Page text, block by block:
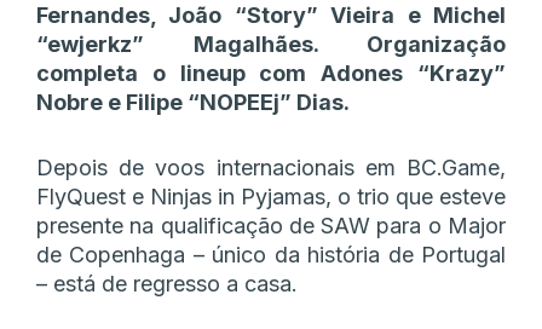
Fernandes, João “Story” Vieira e Michel
“ewjerkz” Magalhães. Organização
completa o lineup com Adones “Krazy”
Nobre e Filipe “NOPEEj” Dias.
Depois de voos internacionais em BC.Game,
FlyQuest e Ninjas in Pyjamas, o trio que esteve
presente na qualificação de SAW para o Major
de Copenhaga – único da história de Portugal
– está de regresso a casa.